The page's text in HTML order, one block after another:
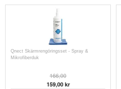
Qnect Skärmrengöringsset - Spray &
Mikrofiberduk
166,00
159,00kr